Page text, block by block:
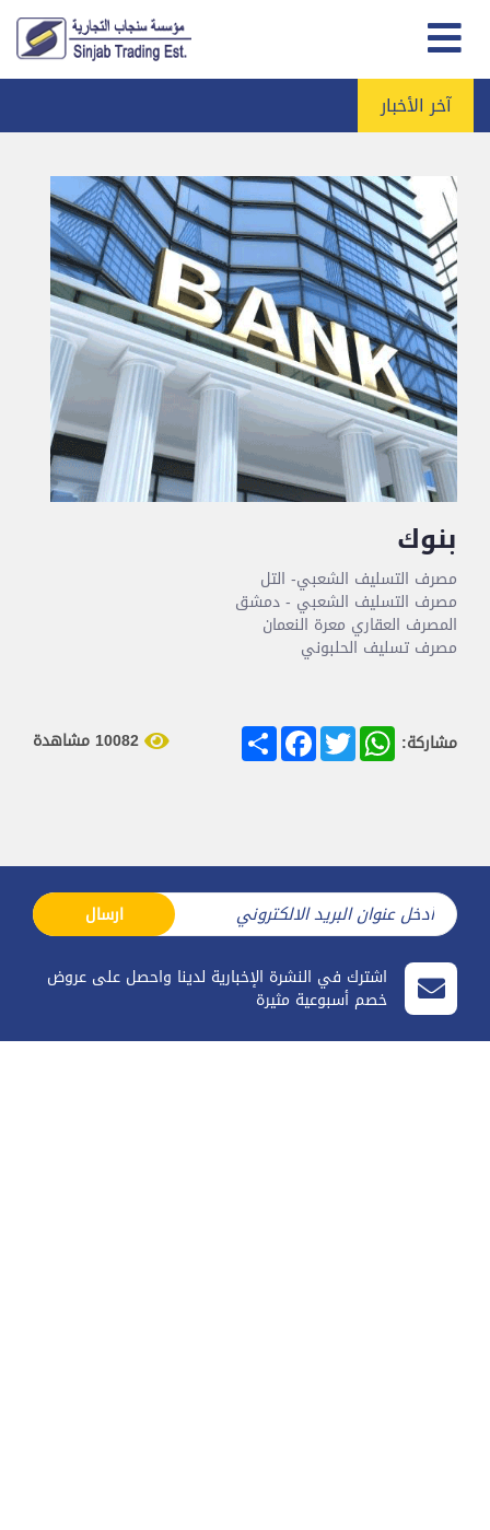
آخر الأخبار
بنوك
مصرف التسليف الشعبي- التل
مصرف التسليف الشعبي - دمشق
المصرف العقاري معرة النعمان
مصرف تسليف الحلبوني
مشاركة: Share
FacebookTwitter
WhatsApp 10082 مشاهدة
ارسال
اشترك في النشرة الإخبارية لدينا واحصل على عروض
خصم أسبوعية مثيرة